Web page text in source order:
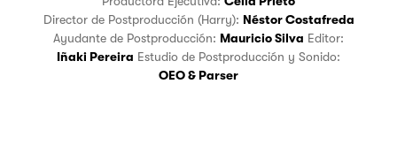
Director de Postproducción (Harry): Néstor Costafreda
Ayudante de Postproducción: Mauricio Silva
Editor:
Iñaki Pereira
Estudio de Postproducción y Sonido:
OEO & Parser